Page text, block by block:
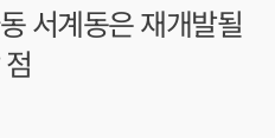
서계동은 재개발될